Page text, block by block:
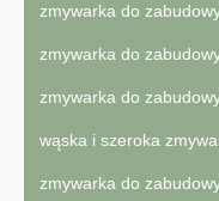
zmywarka do
zmywarka do
zmywarka do
wąska i szeroka
zmywarka do